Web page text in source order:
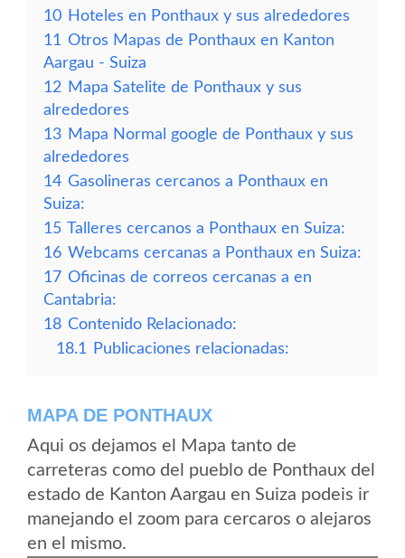
10 Hoteles en Ponthaux y sus alrededores
11 Otros Mapas de Ponthaux en Kanton
Aargau - Suiza
12 Mapa Satelite de Ponthaux y sus
alrededores
13 Mapa Normal google de Ponthaux y sus
alrededores
14 Gasolineras cercanos a Ponthaux en
Suiza:
15 Talleres cercanos a Ponthaux en Suiza:
16 Webcams cercanas a Ponthaux en Suiza:
17 Oficinas de correos cercanas a en
Cantabria:
18 Contenido Relacionado:
18.1
Publicaciones relacionadas:
MAPA DE PONTHAUX
Aqui os dejamos el Mapa tanto de
carreteras como del pueblo de Ponthaux del
estado de Kanton Aargau en Suiza podeis ir
manejando el zoom para cercaros o alejaros
en el mismo.